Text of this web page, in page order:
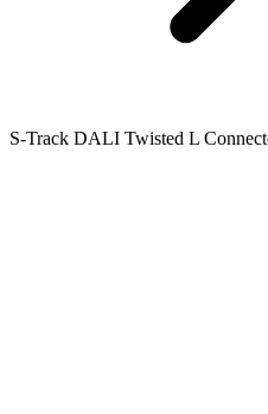
S-Track DALI Twisted L